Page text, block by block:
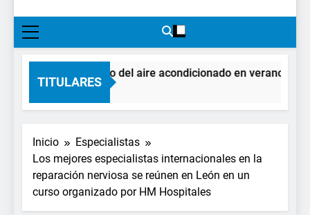
Farmacéutica, Atención Primaria,
Especialistas, Farmacia, Etc…
TITULARES
El impacto del aire acondicionado en verano:
2 Días Atrás
Inicio
Especialistas
Los mejores especialistas internacionales en la
reparación nerviosa se reúnen en León en un
curso organizado por HM Hospitales